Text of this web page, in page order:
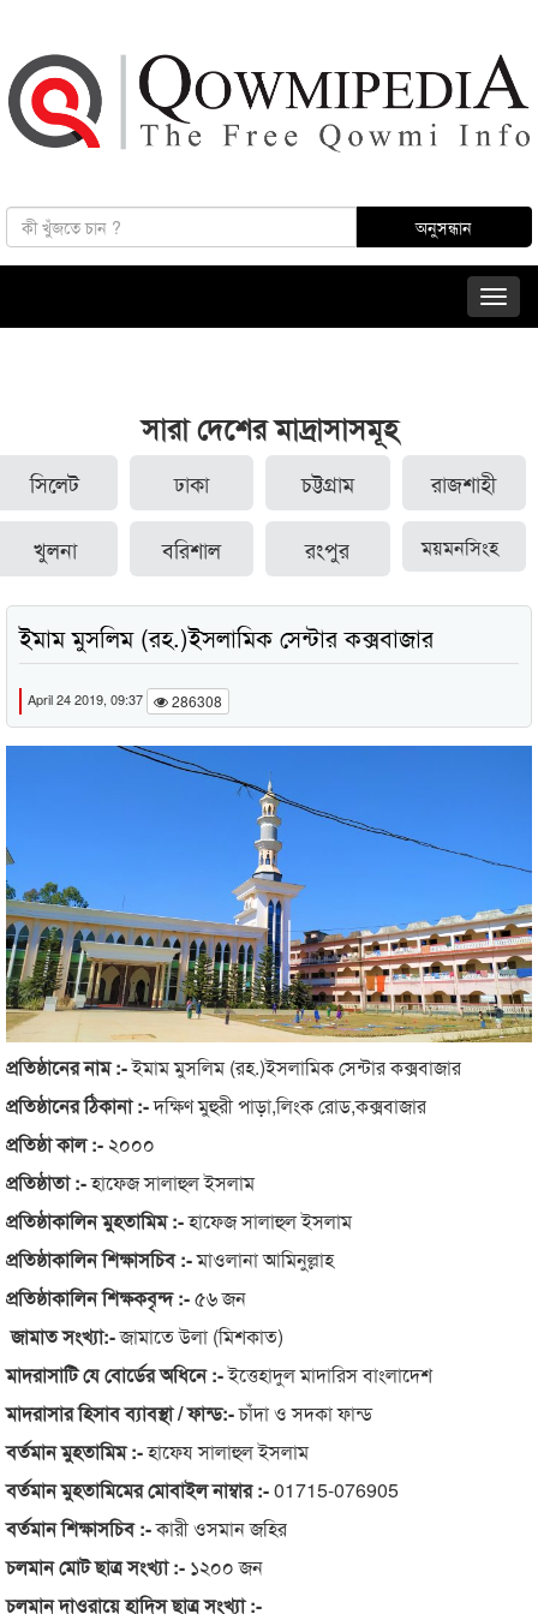
সারা দেশের মাদ্রাসাসমূহ
সিলেট ঢাকা চট্টগ্রাম রাজশাহী
খুলনা বরিশাল রংপুর ময়মনসিংহ
ইমাম মুসলিম (রহ.)ইসলামিক সেন্টার কক্সবাজার
April 24 2019, 09:37 286308
প্রতিষ্ঠানের নাম :-ইমাম মুসলিম (রহ.)ইসলামিক সেন্টার কক্সবাজার
প্রতিষ্ঠানের ঠিকানা :-দক্ষিণ মুহুরী পাড়া,লিংক রোড,কক্সবাজার
প্রতিষ্ঠা কাল :- ২০০০
প্রতিষ্ঠাতা :-হাফেজ সালাহুল ইসলাম
প্রতিষ্ঠাকালিন মুহতামিম :-হাফেজ সালাহুল ইসলাম
প্রতিষ্ঠাকালিন শিক্ষাসচিব :-মাওলানা আমিনুল্লাহ
প্রতিষ্ঠাকালিন শিক্ষকবৃন্দ :-৫৬ জন
জামাত সংখ্যা:-জামাতে উলা (মিশকাত)
মাদরাসাটি যে বোর্ডের অধিনে :-ইত্তেহাদুল মাদারিস বাংলাদেশ
মাদরাসার হিসাব ব্যাবস্থা / ফান্ড:-চাঁদা ও সদকা ফান্ড
বর্তমান মুহতামিম :-হাফেয সালাহুল ইসলাম
বর্তমান মুহতামিমের মোবাইল নাম্বার :-01715-076905
বর্তমান শিক্ষাসচিব :-কারী ওসমান জহির
চলমান মোট ছাত্র সংখ্যা :- ১২০০ জন
চলমান দাওরায়ে হাদিস ছাত্র সংখ্যা :-